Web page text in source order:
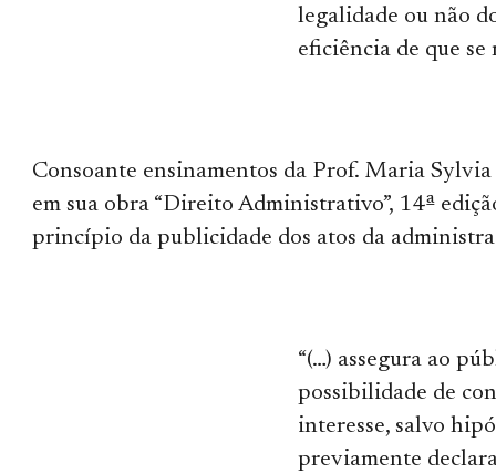
legalidade ou não
eficiência de que se
Consoante ensinamentos da Prof. Maria
em sua obra “Direito Administrativo”, 14ª
princípio da publicidade dos atos da
“(…) assegura ao
possibilidade de
interesse, salvo
previamente